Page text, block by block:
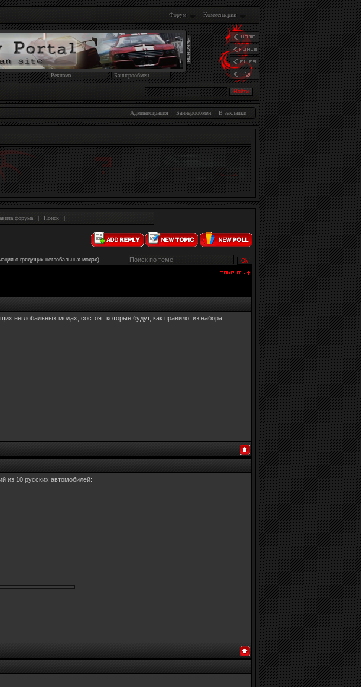
Комментарии
Форум
Баннерообмен
Реклама
Администрация Баннерообмен В закладки
форума | Поиск |
о грядущих неглобальных модах)
неглобальных модах, состоят которые будут, как правило, из набора
из 10 русских автомобилей: